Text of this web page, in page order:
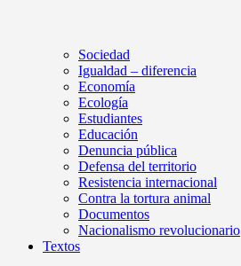
Sociedad
Igualdad – diferencia
Economía
Ecología
Estudiantes
Educación
Denuncia pública
Defensa del territorio
Resistencia internacional
Contra la tortura animal
Documentos
Nacionalismo revolucionario
Textos